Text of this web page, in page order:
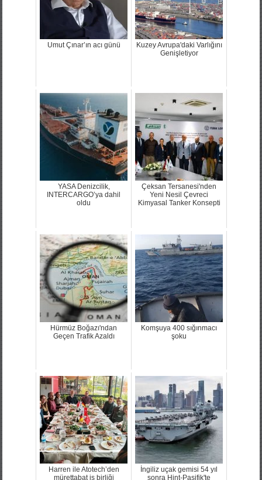
Umut Çınar’ın acı günü
Kuzey Avrupa'daki Varlığını
Genişletiyor
YASA Denizcilik,
INTERCARGO’ya dahil
oldu
Çeksan Tersanesi'nden
Yeni Nesil Çevreci
Kimyasal Tanker Konsepti
Hürmüz Boğazı'ndan
Geçen Trafik Azaldı
Komşuya 400 sığınmacı
şoku
Harren ile Atotech’den
mürettabat iş birliği
İngiliz uçak gemisi 54 yıl
sonra Hint-Pasifik'te